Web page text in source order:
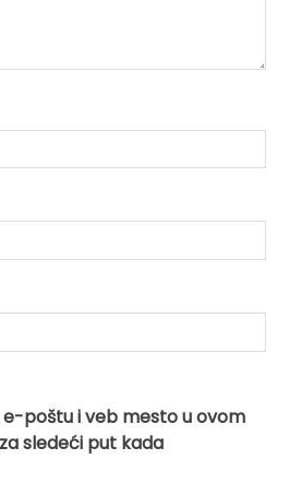
e-poštu i veb mesto u ovom
sledeći put kada